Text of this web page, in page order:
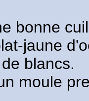
bonne
jaune
blancs.
moule